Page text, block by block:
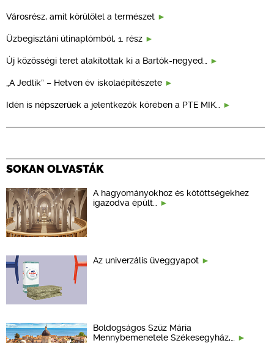
Városrész, amit körülölel a természet
Üzbegisztáni útinaplómból, 1. rész
Új közösségi teret alakítottak ki a Bartók-negyed…
„A Jedlik” – Hetven év iskolaépítészete
Idén is népszerűek a jelentkezők körében a PTE MIK…
SOKAN OLVASTÁK
A hagyományokhoz és kötöttségekhez
igazodva épült…
Az univerzális üveggyapot
Boldogságos Szűz Mária
Mennybemenetele Székesegyház,…